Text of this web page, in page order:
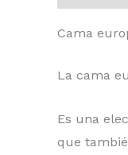
Cama
La cama
Es una
que